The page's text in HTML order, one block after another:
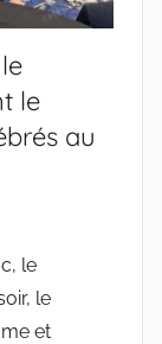
le
au
le
le
et